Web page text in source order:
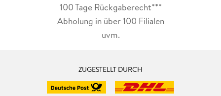
100 Tage Rückgaberecht***
Abholung in über 100 Filialen
uvm.
ZUGESTELLT DURCH